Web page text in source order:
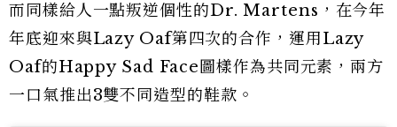
而同樣給人一點叛逆個性的Dr. Martens，在今年
年底迎來與Lazy Oaf第四次的合作，運用Lazy
Oaf的Happy Sad Face圖樣作為共同元素，兩方
一口氣推出3雙不同造型的鞋款。